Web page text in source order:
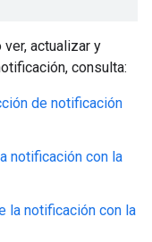
actualizar y
consulta:
de notificación
notificación con la
la notificación con la